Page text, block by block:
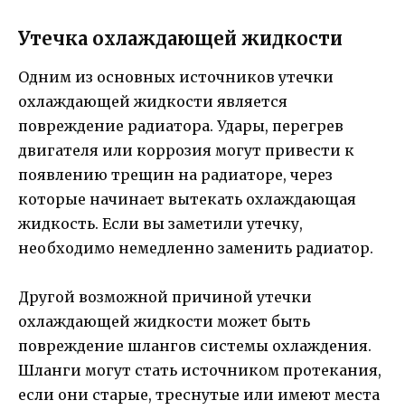
Утечка охлаждающей жидкости
Одним из основных источников утечки
охлаждающей жидкости является
повреждение радиатора. Удары, перегрев
двигателя или коррозия могут привести к
появлению трещин на радиаторе, через
которые начинает вытекать охлаждающая
жидкость. Если вы заметили утечку,
необходимо немедленно заменить радиатор.
Другой возможной причиной утечки
охлаждающей жидкости может быть
повреждение шлангов системы охлаждения.
Шланги могут стать источником протекания,
если они старые, треснутые или имеют места